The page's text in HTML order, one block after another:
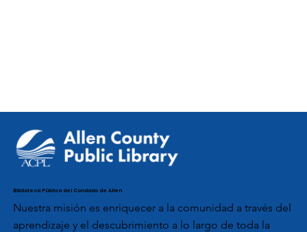
Biblioteca Pública del Condado de Allen
Nuestra misión es enriquecer a la comunidad a través del
aprendizaje y el descubrimiento a lo largo de toda la